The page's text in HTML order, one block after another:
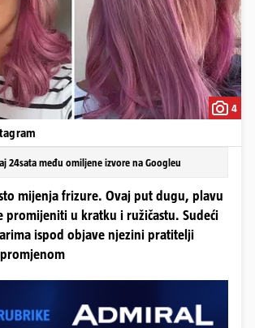
4
24sata među omiljene izvore na Googleu
mijenja frizure. Ovaj put dugu, plavu
promijeniti u kratku i ružičastu. Sudeći
ispod objave njezini pratitelji